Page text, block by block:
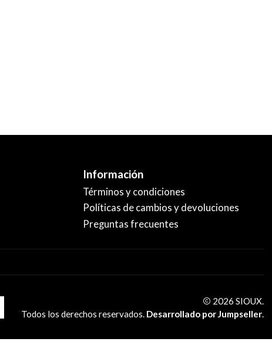
Información
Términos y condiciones
Políticas de cambios y devoluciones
Preguntas frecuentes
2026 SIOUX.
Todos los derechos reservados. Desarrollado por Jumpseller.